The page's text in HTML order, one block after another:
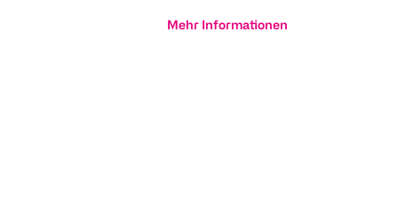
Mehr Informationen